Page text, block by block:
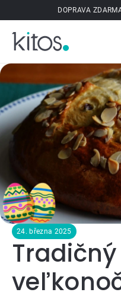
na
obsah
DOPRAVA
24. března 2025
Tradičný